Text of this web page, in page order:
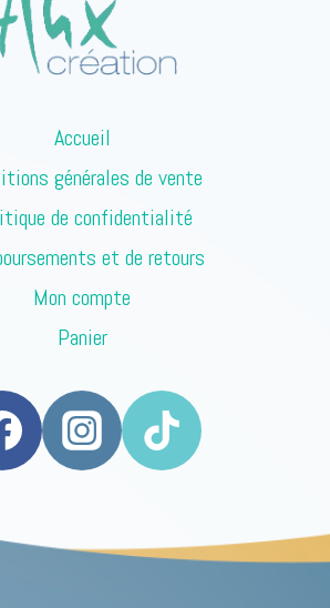
Accueil
générales de vente
de confidentialité
et de retours
Mon compte
Panier